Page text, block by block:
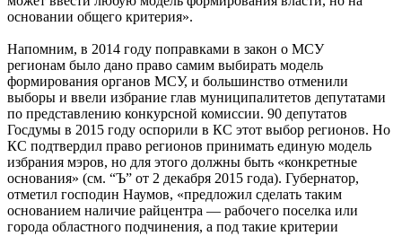
основании общего критерия».
Напомним, в 2014 году поправками в закон о МСУ
регионам было дано право самим выбирать модель
формирования органов МСУ, и большинство отменили
выборы и ввели избрание глав муниципалитетов депутатами
по представлению конкурсной комиссии. 90 депутатов
Госдумы в 2015 году оспорили в КС этот выбор регионов. Но
КС подтвердил право регионов принимать единую модель
избрания мэров, но для этого должны быть «конкретные
основания» (см. “Ъ” от 2 декабря 2015 года). Губернатор,
отметил господин Наумов, «предложил сделать таким
основанием наличие райцентра — рабочего поселка или
города областного подчинения, а под такие критерии